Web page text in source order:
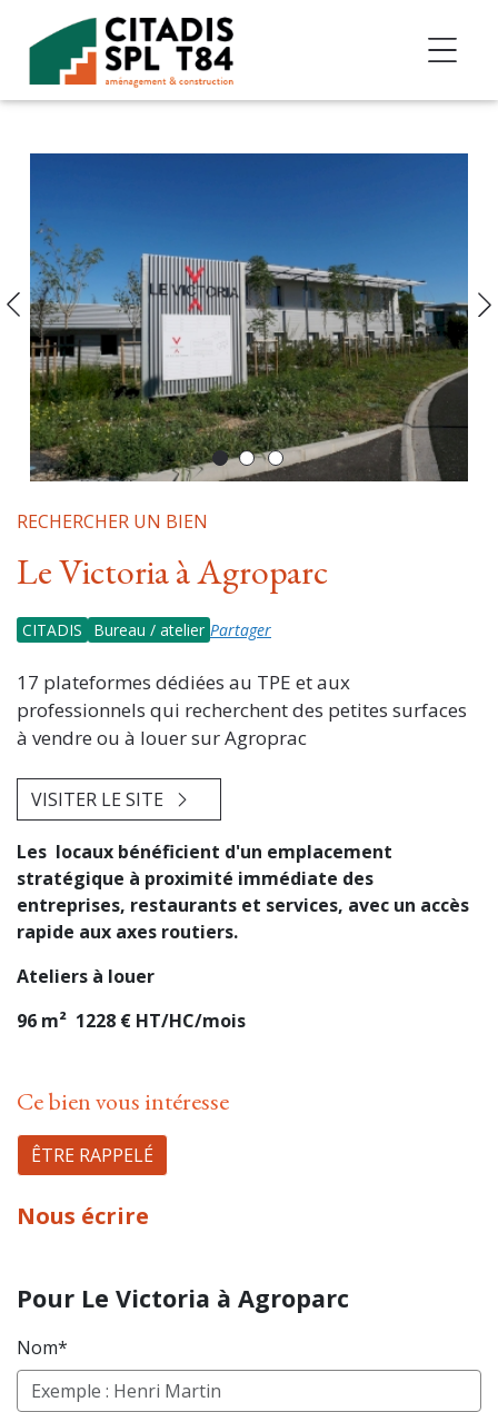
Accéder au contenu
RECHERCHER UN BIEN
Le Victoria à Agroparc
CITADIS Bureau / atelier Partager
17 plateformes dédiées au TPE et aux
professionnels qui recherchent des petites surfaces
à vendre ou à louer sur Agroprac
VISITER LE SITE
Les locaux bénéficient d'un emplacement
stratégique à proximité immédiate des
entreprises, restaurants et services, avec un accès
rapide aux axes routiers.
Ateliers à louer
96 m² 1228 € HT/HC/mois
Ce bien vous intéresse
ÊTRE RAPPELÉ
Nous écrire
Pour Le Victoria à Agroparc
Nom*